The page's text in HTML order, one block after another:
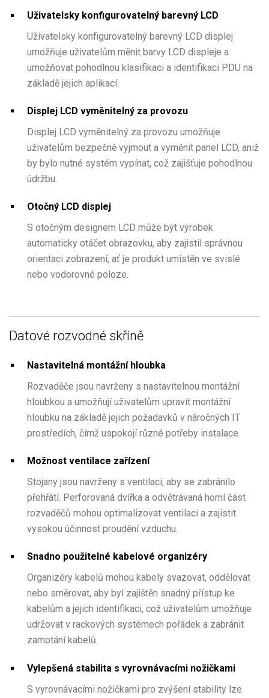
Uživatelsky konfigurovatelný barevný LCD
Uživatelsky konfigurovatelný barevný LCD displej
umožňuje uživatelům měnit barvy LCD displeje a
umožňovat pohodlnou klasifikaci a identifikaci PDU na
základě jejich aplikací.
Displej LCD vyměnitelný za provozu
Displej LCD vyměnitelný za provozu umožňuje
uživatelům bezpečně vyjmout a vyměnit panel LCD, aniž
by bylo nutné systém vypínat, což zajišťuje pohodlnou
údržbu.
Otočný LCD displej
S otočným designem LCD může být výrobek
automaticky otáčet obrazovku, aby zajistil správnou
orientaci zobrazení, ať je produkt umístěn ve svislé
nebo vodorovné poloze.
Datové rozvodné skříně
Nastavitelná montážní hloubka
Rozvaděče jsou navrženy s nastavitelnou montážní
hloubkou a umožňují uživatelům upravit montážní
hloubku na základě jejich požadavků v náročných IT
prostředích, čímž uspokojí různé potřeby instalace.
Možnost ventilace zařízení
Stojany jsou navrženy s ventilací, aby se zabránilo
přehřátí. Perforovaná dvířka a odvětrávaná horní část
rozvaděčů mohou optimalizovat ventilaci a zajistit
vysokou účinnost proudění vzduchu.
Snadno použitelné kabelové organizéry
Organizéry kabelů mohou kabely svazovat, oddělovat
nebo směrovat, aby byl zajištěn snadný přístup ke
kabelům a jejich identifikaci, což uživatelům umožňuje
udržovat v rackových systémech pořádek a zabránit
zamotání kabelů.
Vylepšená stabilita s vyrovnávacími nožičkami
S vyrovnávacími nožičkami pro zvýšení stability lze